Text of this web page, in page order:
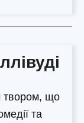
твором, що
та